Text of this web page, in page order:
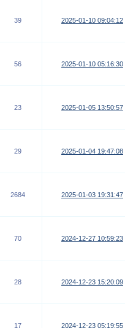
39 2025-01-10 09:04:12
56 2025-01-10 05:16:30
23 2025-01-05 13:50:57
29 2025-01-04 19:47:08
2684 2025-01-03 19:31:47
70 2024-12-27 10:59:23
28 2024-12-23 15:20:09
17 2024-12-23 05:19:55